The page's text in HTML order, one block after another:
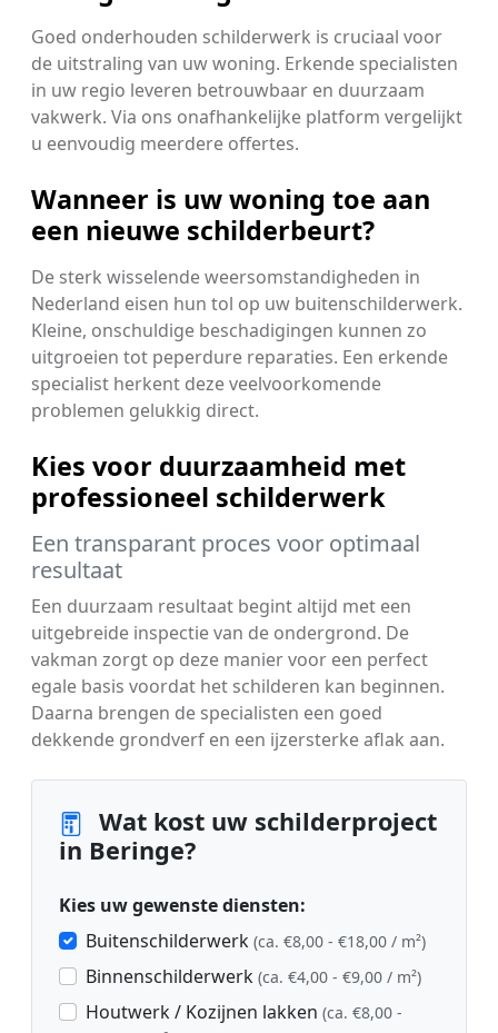
Goed onderhouden schilderwerk is cruciaal voor
de uitstraling van uw woning. Erkende specialisten
in uw regio leveren betrouwbaar en duurzaam
vakwerk. Via ons onafhankelijke platform vergelijkt
u eenvoudig meerdere offertes.
Wanneer is uw woning toe aan
een nieuwe schilderbeurt?
De sterk wisselende weersomstandigheden in
Nederland eisen hun tol op uw buitenschilderwerk.
Kleine, onschuldige beschadigingen kunnen zo
uitgroeien tot peperdure reparaties. Een erkende
specialist herkent deze veelvoorkomende
problemen gelukkig direct.
Kies voor duurzaamheid met
professioneel schilderwerk
Een transparant proces voor optimaal
resultaat
Een duurzaam resultaat begint altijd met een
uitgebreide inspectie van de ondergrond. De
vakman zorgt op deze manier voor een perfect
egale basis voordat het schilderen kan beginnen.
Daarna brengen de specialisten een goed
dekkende grondverf en een ijzersterke aflak aan.
Wat kost uw schilderproject
in Beringe?
Kies uw gewenste diensten:
Buitenschilderwerk (ca. €8,00 - €18,00 / m²)
Binnenschilderwerk (ca. €4,00 - €9,00 / m²)
Houtwerk / Kozijnen lakken (ca. €8,00 -